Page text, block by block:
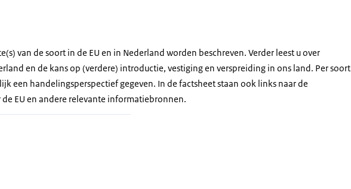
staafmier
van de soort in de EU en in Nederland worden beschreven. Verder leest u over
en de kans op (verdere) introductie, vestiging en verspreiding in ons land. Per soort
een handelingsperspectief gegeven. In de factsheet staan ook links naar de
EU en andere relevante informatiebronnen.